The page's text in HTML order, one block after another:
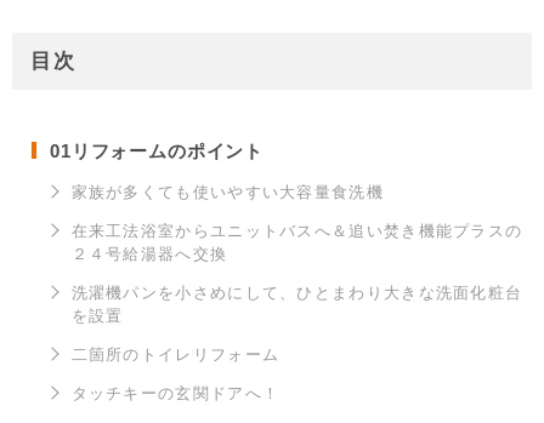
目次
01 リフォームのポイント
家族が多くても使いやすい大容量食洗機
在来工法浴室からユニットバスへ＆追い焚き機能プラスの
２４号給湯器へ交換
洗濯機パンを小さめにして、ひとまわり大きな洗面化粧台
を設置
二箇所のトイレリフォーム
タッチキーの玄関ドアへ！